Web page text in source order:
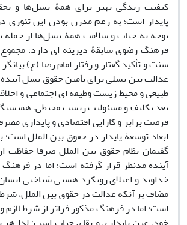
کیفیت زندگی بهتر برای همۀ نسل‌ها و
پایدار است؛ به­ رغم مدرن بودن این تئوری
توجه به حیات و سلامت همۀ نسل‌ها از
فرهنگ رضوی سابقۀ دیرینه ­ای دارد؛
سنت و تأکید گفتار و رفتار امام رضا (ع)
عدالت بین نسلی برای تأمین حقوق نسل
طبیعی و محیط زیست وظیفه ­ای اجتماعی و
بعد تکلیف و مسئولیت زیست محیطی،
فرصت برابر و کارایی اقتصادی و پایداری
ابعاد توسعۀ پایدار در حقوق بین الملل است؛
گفتمان نظام حقوق بین الملل صرفا
آینده مدنظر قرار گرفته است؛ اما در
خداوند و اعتلای رویکرد هستی­ شناختی
مضاف بر آنکه عدالت در حقوق بین الملل، شرط
است؛ اما در فرهنگ مذکور فراتر از شرط لازم